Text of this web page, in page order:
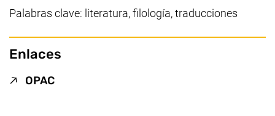
Palabras clave: literatura, filología, traducciones
Enlaces
OPAC(enlace externo, abre una nueva ventana)